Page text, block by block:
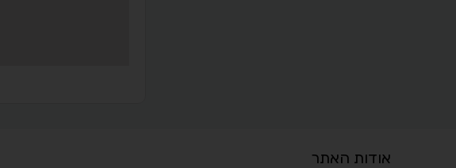
אודות האתר